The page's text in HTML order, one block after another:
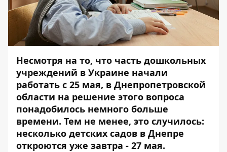
Несмотря на то, что часть дошкольных
учреждений в Украине начали
работать с 25 мая, в Днепропетровской
области на решение этого вопроса
понадобилось немного больше
времени. Тем не менее, это случилось:
несколько детских садов в Днепре
откроются уже завтра - 27 мая.